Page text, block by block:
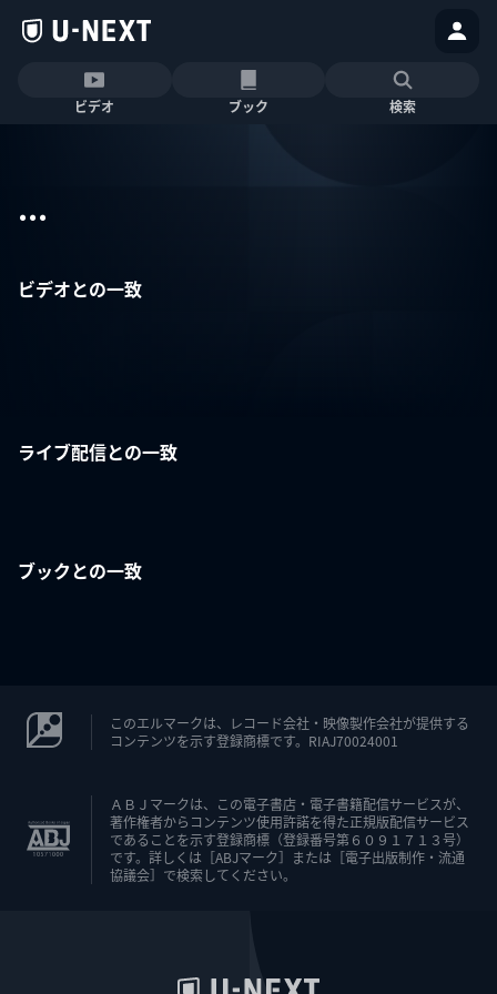
ビデオ ブック 検索
...
ビデオとの一致
ライブ配信との一致
ブックとの一致
このエルマークは、レコード会社・映像製作会社が提供する
コンテンツを示す登録商標です。RIAJ70024001
ＡＢＪマークは、この電子書店・電子書籍配信サービスが、
著作権者からコンテンツ使用許諾を得た正規版配信サービス
であることを示す登録商標（登録番号第６０９１７１３号）
です。詳しくは［ABJマーク］または［電子出版制作・流通
協議会］で検索してください。